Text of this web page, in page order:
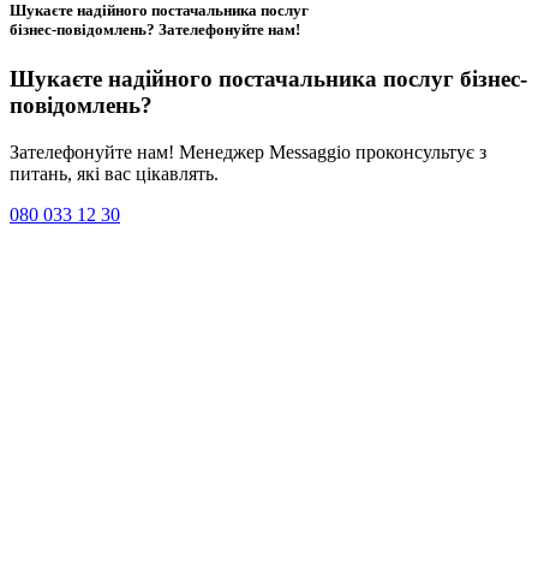
Шукаєте надійного постачальника послуг
бізнес-повідомлень? Зателефонуйте нам!
Шукаєте надійного постачальника послуг бізнес-
повідомлень?
Зателефонуйте нам! Менеджер Messaggio проконсультує з
питань, які вас цікавлять.
080 033 12 30